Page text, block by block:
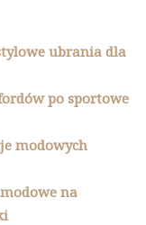
ubrania dla
po sportowe
modowych
na